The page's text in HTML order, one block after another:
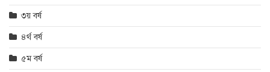
৩য় বর্ষ
৪র্থ বর্ষ
৫ম বর্ষ